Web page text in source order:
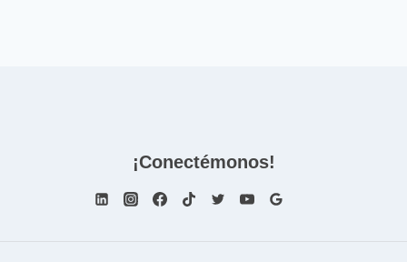
¡Conectémonos!